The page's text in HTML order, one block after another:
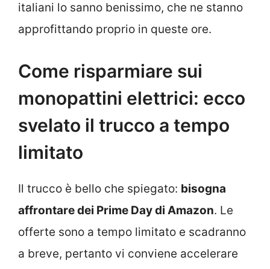
italiani lo sanno benissimo, che ne stanno
approfittando proprio in queste ore.
Come risparmiare sui
monopattini elettrici: ecco
svelato il trucco a tempo
limitato
Il trucco è bello che spiegato: bisogna
affrontare dei Prime Day di Amazon. Le
offerte sono a tempo limitato e scadranno
a breve, pertanto vi conviene accelerare